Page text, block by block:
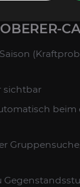
sichtbar
beim